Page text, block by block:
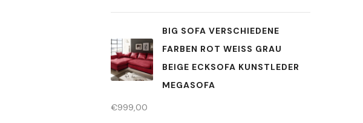
BIG SOFA VERSCHIEDENE
FARBEN ROT WEISS GRAU
BEIGE ECKSOFA KUNSTLEDER
MEGASOFA
€999,00